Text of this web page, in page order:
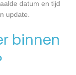
datum en tijd
update.
binnen